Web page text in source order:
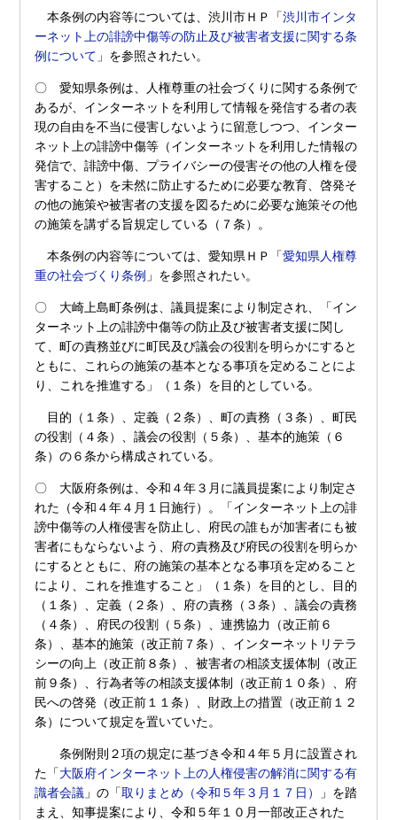
本条例の内容等については、渋川市ＨＰ「渋川市インタ
ーネット上の誹謗中傷等の防止及び被害者支援に関する条
例について 」を参照されたい。
〇 愛知県条例は、人権尊重の社会づくりに関する条例で
あるが、インターネットを利用して情報を発信する者の表
現の自由を不当に侵害しないように留意しつつ、インター
ネット上の誹謗中傷等（インターネットを利用した情報の
発信で、誹謗中傷、プライバシーの侵害その他の人権を侵
害すること）を未然に防止するために必要な教育、啓発そ
の他の施策や被害者の支援を図るために必要な施策その他
の施策を講ずる旨規定している（７条）。
本条例の内容等については、愛知県ＨＰ「愛知県人権尊
重の社会づくり条例 」を参照されたい。
〇 大崎上島町条例は、議員提案により制定され、「イン
ターネット上の誹謗中傷等の防止及び被害者支援に関し
て、町の責務並びに町民及び議会の役割を明らかにすると
ともに、これらの施策の基本となる事項を定めることによ
り、これを推進する」（１条）を目的としている。
目的（１条）、定義（２条）、町の責務（３条）、町民
の役割（４条）、議会の役割（５条）、基本的施策（６
条）の６条から構成されている。
〇 大阪府条例は、令和４年３月に議員提案により制定さ
れた（令和４年４月１日施行）。「インターネット上の誹
謗中傷等の人権侵害を防止し、府民の誰もが加害者にも被
害者にもならないよう、府の責務及び府民の役割を明らか
にするとともに、府の施策の基本となる事項を定めること
により、これを推進すること」（１条）を目的とし、目的
（１条）、定義（２条）、府の責務（３条）、議会の責務
（４条）、府民の役割（５条）、連携協力（改正前６
条）、基本的施策（改正前７条）、インターネットリテラ
シーの向上（改正前８条）、被害者の相談支援体制（改正
前９条）、行為者等の相談支援体制（改正前１０条）、府
民への啓発（改正前１１条）、財政上の措置（改正前１２
条）について規定を置いていた。
条例附則２項の規定に基づき令和４年５月に設置され
た「大阪府インターネット上の人権侵害の解消に関する有
識者会議 」の「取りまとめ（令和５年３月１７日）
」を踏
まえ、知事提案により、令和５年１０月一部改正された